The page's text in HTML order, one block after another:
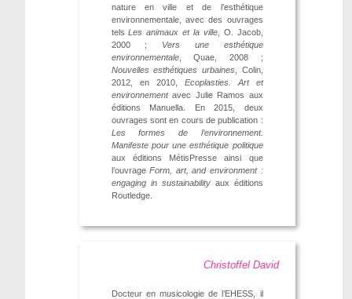
nature en ville et de l’esthétique
environnementale, avec des ouvrages
telsLes animaux et la ville, O. Jacob,
2000 ; Vers une esthétique
environnementale, Quae, 2008 ;
Nouvelles esthétiques urbaines, Colin,
2012, en 2010, Ecoplasties. Art et
environnementavec Julie Ramos aux
éditions Manuella. En 2015, deux
ouvrages sont en cours de publication :
Les formes de l’environnement.
Manifeste pour une esthétique politique
aux éditions MétisPresse ainsi que
l’ouvrageForm, art, and environment :
engaging in sustainabilityaux éditions
Routledge.
Christoffel David
Docteur en musicologie de l’EHESS, il